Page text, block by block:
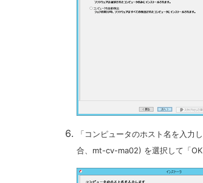
「コンピュータのホスト名を入
合、mt-cv-ma02) を選択して「OK